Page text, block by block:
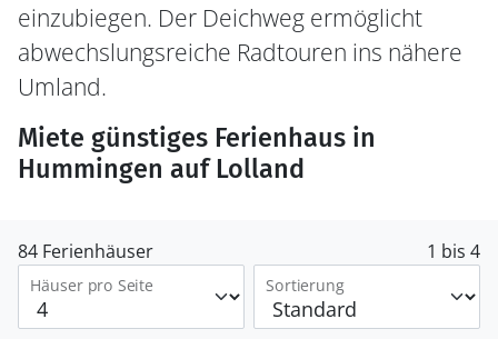
einzubiegen. Der Deichweg ermöglicht
abwechslungsreiche Radtouren ins nähere
Umland.
Miete günstiges Ferienhaus in
Hummingen auf Lolland
84 Ferienhäuser 1 bis 4
Häuser pro Seite Sortierung